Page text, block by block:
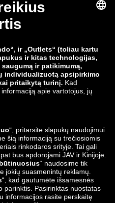
zalando-lounge.sk
zalando-lounge.hr
zalando-lounge.ee
zalando-lounge.no